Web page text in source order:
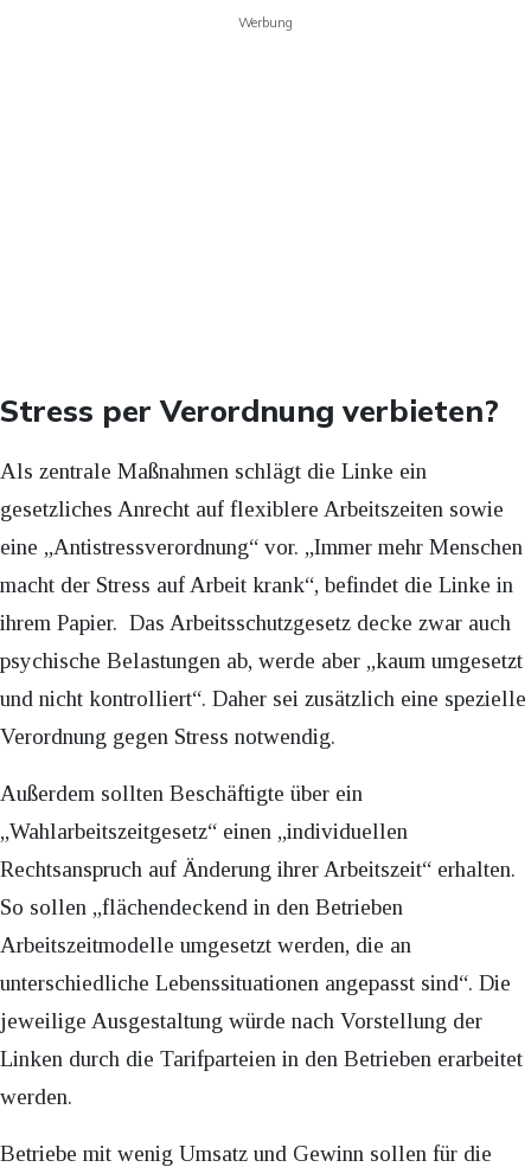
Werbung
Stress per Verordnung verbieten?
Als zentrale Maßnahmen schlägt die Linke ein
gesetzliches Anrecht auf flexiblere Arbeitszeiten sowie
eine „Antistressverordnung“ vor. „Immer mehr Menschen
macht der Stress auf Arbeit krank“, befindet die Linke in
ihrem Papier. Das Arbeitsschutzgesetz decke zwar auch
psychische Belastungen ab, werde aber „kaum umgesetzt
und nicht kontrolliert“. Daher sei zusätzlich eine spezielle
Verordnung gegen Stress notwendig.
Außerdem sollten Beschäftigte über ein
„Wahlarbeitszeitgesetz“ einen „individuellen
Rechtsanspruch auf Änderung ihrer Arbeitszeit“ erhalten.
So sollen „flächendeckend in den Betrieben
Arbeitszeitmodelle umgesetzt werden, die an
unterschiedliche Lebenssituationen angepasst sind“. Die
jeweilige Ausgestaltung würde nach Vorstellung der
Linken durch die Tarifparteien in den Betrieben erarbeitet
werden.
Betriebe mit wenig Umsatz und Gewinn sollen für die